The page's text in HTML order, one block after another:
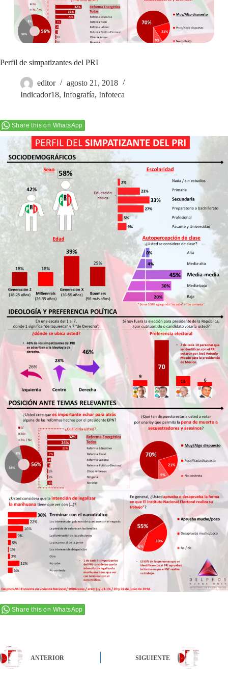
Perfil de simpatizantes del PRI
editor
agosto 21, 2018
Indicador18, Infografía, Infoteca
Share this on WhatsApp
Share this on WhatsApp
ANTERIOR SIGUIENTE